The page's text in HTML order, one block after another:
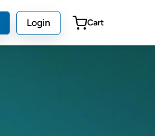
Login Cart